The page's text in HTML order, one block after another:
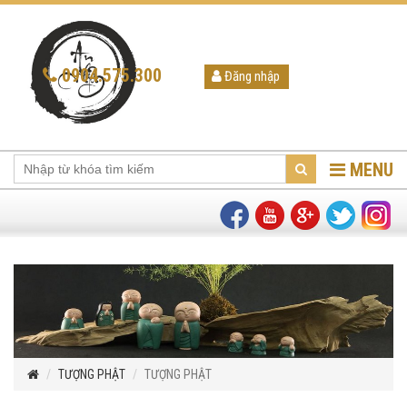
0904.575.300 Đăng nhập
MENU
TƯỢNG PHẬT TƯỢNG PHẬT